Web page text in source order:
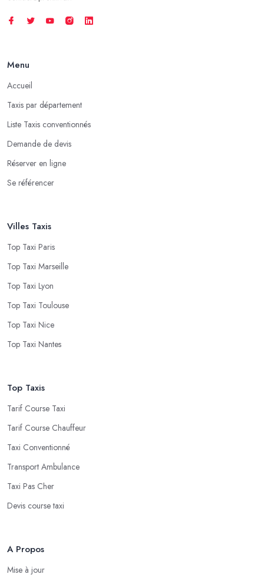
Menu
Accueil
Taxis par département
Liste Taxis conventionnés
Demande de devis
Réserver en ligne
Se référencer
Villes Taxis
Top Taxi Paris
Top Taxi Marseille
Top Taxi Lyon
Top Taxi Toulouse
Top Taxi Nice
Top Taxi Nantes
Top Taxis
Tarif Course Taxi
Tarif Course Chauffeur
Taxi Conventionné
Transport Ambulance
Taxi Pas Cher
Devis course taxi
A Propos
Mise à jour